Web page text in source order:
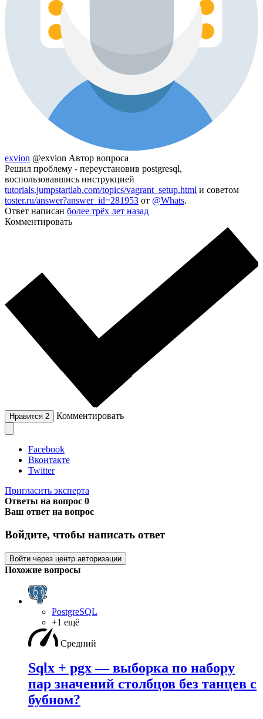
exvion @exvion Автор вопроса
Решил проблему - переустановив postgresql,
воспользовавшись инструкцией
tutorials.jumpstartlab.com/topics/vagrant_setup.html и советом
toster.ru/answer?answer_id=281953 от @Whats.
Ответ написан более трёх лет назад
Комментировать
Нравится 2 Комментировать
Facebook
Вконтакте
Twitter
Пригласить эксперта
Ответы на вопрос 0
Ваш ответ на вопрос
Войдите, чтобы написать ответ
Войти через центр авторизации
Похожие вопросы
PostgreSQL
+1 ещё
Средний
Sqlx + pgx — выборка по набору
пар значений столбцов без танцев с
бубном?